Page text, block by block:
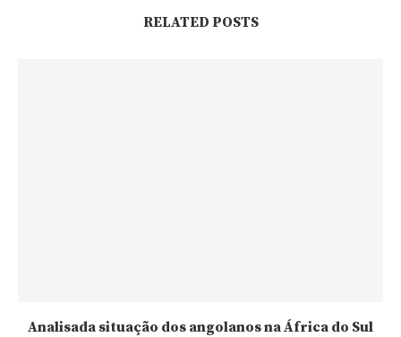
RELATED POSTS
Analisada situação dos angolanos na África do Sul